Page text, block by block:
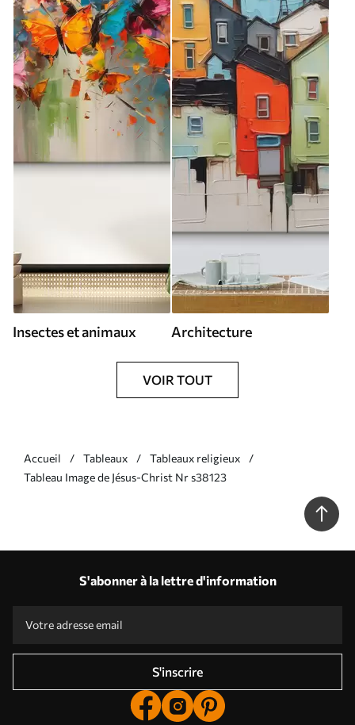
Insectes et animaux Architecture
VOIR TOUT
Accueil Tableaux
Tableaux religieux
Tableau Image de Jésus-Christ Nr s38123
S'abonner à la lettre d'information
S'inscrire